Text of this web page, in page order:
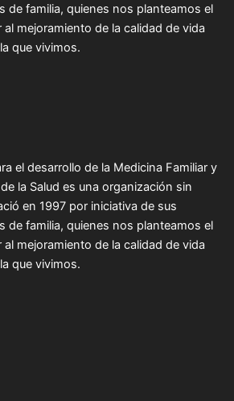
de familia, quienes nos planteamos el
mejoramiento de la calidad de vida
que vivimos.
el desarrollo de la Medicina Familiar y
la Salud es una organización sin
en 1997 por iniciativa de sus
de familia, quienes nos planteamos el
mejoramiento de la calidad de vida
que vivimos.